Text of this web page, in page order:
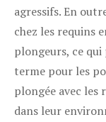
agressifs. En
chez les requins
plongeurs, ce
terme pour les
plongée avec les
dans leur